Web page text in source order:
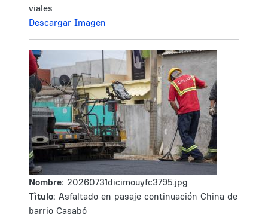
viales
Descargar Imagen
Nombre: 20260731dicimouyfc3795.jpg
Tìtulo: Asfaltado en pasaje continuación China de
barrio Casabó